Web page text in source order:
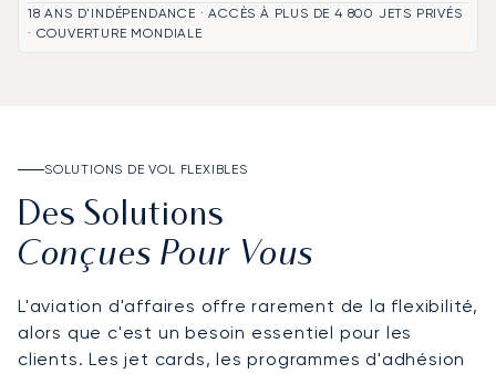
18 ANS D'INDÉPENDANCE · ACCÈS À PLUS DE 4 800 JETS PRIVÉS
· COUVERTURE MONDIALE
SOLUTIONS DE VOL FLEXIBLES
Des Solutions
Conçues Pour Vous
L'aviation d'affaires offre rarement de la flexibilité,
alors que c'est un besoin essentiel pour les
clients. Les jet cards, les programmes d'adhésion